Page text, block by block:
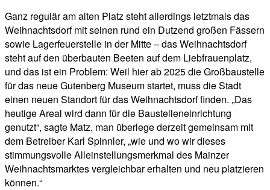
Ganz regulär am alten Platz steht allerdings letztmals das
Weihnachtsdorf mit seinen rund ein Dutzend großen Fässern
sowie Lagerfeuerstelle in der Mitte – das Weihnachtsdorf
steht auf den überbauten Beeten auf dem Liebfrauenplatz,
und das ist ein Problem: Weil hier ab 2025 die Großbaustelle
für das neue Gutenberg Museum startet, muss die Stadt
einen neuen Standort für das Weihnachtsdorf finden. „Das
heutige Areal wird dann für die Baustelleneinrichtung
genutzt“, sagte Matz, man überlege derzeit gemeinsam mit
dem Betreiber Karl Spinnler, „wie und wo wir dieses
stimmungsvolle Alleinstellungsmerkmal des Mainzer
Weihnachtsmarktes vergleichbar erhalten und neu platzieren
können.“